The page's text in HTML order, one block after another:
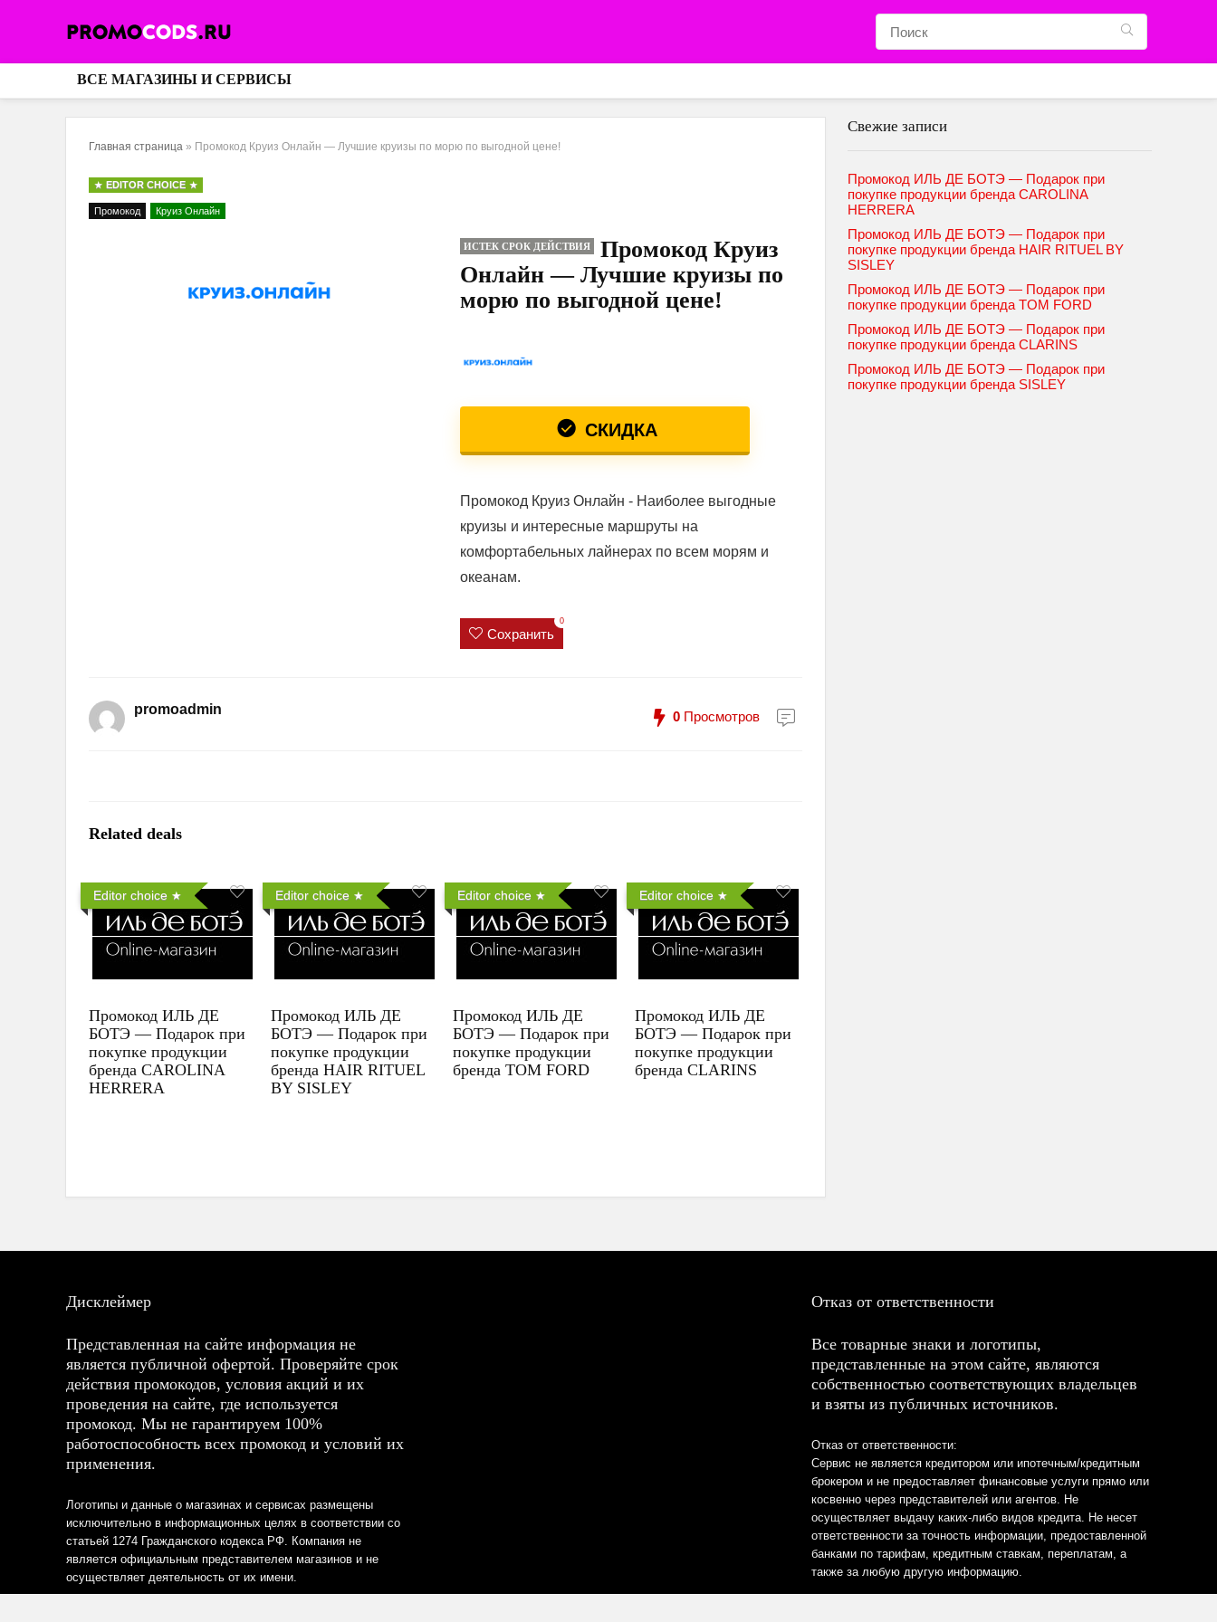
ВСЕ МАГАЗИНЫ И СЕРВИСЫ
Главная страница » Промокод Круиз Онлайн — Лучшие круизы по морю по выгодной цене!
EDITOR CHOICE
Промокод Круиз Онлайн
ИСТЕК СРОК ДЕЙСТВИЯ
Промокод Круиз
Онлайн — Лучшие круизы по
морю по выгодной цене!
СКИДКА
Промокод Круиз Онлайн - Наиболее выгодные
круизы и интересные маршруты на
комфортабельных лайнерах по всем морям и
океанам.
Сохранить
0
promoadmin 0 Просмотров
Related deals
Editor choice
Промокод ИЛЬ ДЕ
БОТЭ — Подарок при
покупке продукции
бренда CAROLINA
HERRERA
Editor choice
Промокод ИЛЬ ДЕ
БОТЭ — Подарок при
покупке продукции
бренда HAIR RITUEL
BY SISLEY
Editor choice
Промокод ИЛЬ ДЕ
БОТЭ — Подарок при
покупке продукции
бренда TOM FORD
Editor choice
Промокод ИЛЬ ДЕ
БОТЭ — Подарок при
покупке продукции
бренда CLARINS
Свежие записи
Промокод ИЛЬ ДЕ БОТЭ — Подарок при
покупке продукции бренда CAROLINA
HERRERA
Промокод ИЛЬ ДЕ БОТЭ — Подарок при
покупке продукции бренда HAIR RITUEL BY
SISLEY
Промокод ИЛЬ ДЕ БОТЭ — Подарок при
покупке продукции бренда TOM FORD
Промокод ИЛЬ ДЕ БОТЭ — Подарок при
покупке продукции бренда CLARINS
Промокод ИЛЬ ДЕ БОТЭ — Подарок при
покупке продукции бренда SISLEY
Дисклеймер
Представленная на сайте информация не
является публичной офертой. Проверяйте срок
действия промокодов, условия акций и их
проведения на сайте, где используется
промокод. Мы не гарантируем 100%
работоспособность всех промокод и условий их
применения.
Логотипы и данные о магазинах и сервисах размещены
исключительно в информационных целях в соответствии со
статьей 1274 Гражданского кодекса РФ. Компания не
является официальным представителем магазинов и не
осуществляет деятельность от их имени.
Отказ от ответственности
Все товарные знаки и логотипы,
представленные на этом сайте, являются
собственностью соответствующих владельцев
и взяты из публичных источников.
Отказ от ответственности:
Сервис не является кредитором или ипотечным/кредитным
брокером и не предоставляет финансовые услуги прямо или
косвенно через представителей или агентов. Не
осуществляет выдачу каких-либо видов кредита. Не несет
ответственности за точность информации, предоставленной
банками по тарифам, кредитным ставкам, переплатам, а
также за любую другую информацию.